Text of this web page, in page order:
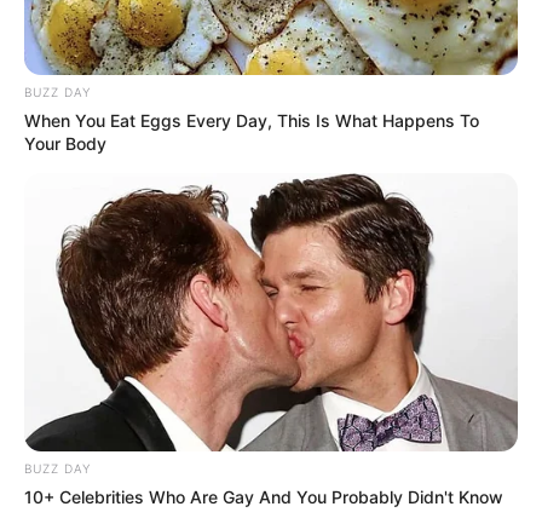
BUZZ DAY
When You Eat Eggs Every Day, This Is What Happens To
Your Body
BUZZ DAY
10+ Celebrities Who Are Gay And You Probably Didn't Know